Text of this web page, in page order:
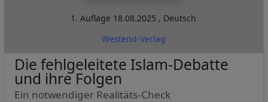
1. Auflage 18.08.2025 , Deutsch
Westend-Verlag
Die fehlgeleitete Islam-Debatte
und ihre Folgen
Ein notwendiger Realitäts-Check